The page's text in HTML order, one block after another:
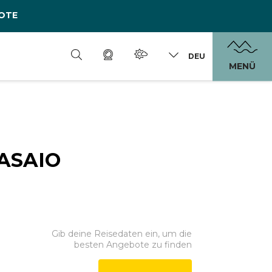
DEU
MENÜ
Gib deine Reisedaten ein, um die
besten Angebote zu finden